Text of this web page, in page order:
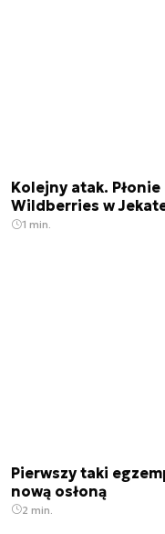
Kolejny atak.
Wildberries w
1 min.
Pierwszy taki
nową osłoną
2 min.